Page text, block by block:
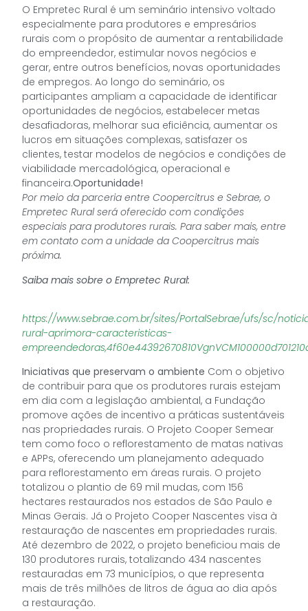
O Empretec Rural é um seminário intensivo voltado
especialmente para produtores e empresários
rurais com o propósito de aumentar a rentabilidade
do empreendedor, estimular novos negócios e
gerar, entre outros benefícios, novas oportunidades
de empregos. Ao longo do seminário, os
participantes ampliam a capacidade de identificar
oportunidades de negócios, estabelecer metas
desafiadoras, melhorar sua eficiência, aumentar os
lucros em situações complexas, satisfazer os
clientes, testar modelos de negócios e condições de
viabilidade mercadológica, operacional e
financeira.Oportunidade!
Por meio da parceria entre Coopercitrus e Sebrae, o
Empretec Rural será oferecido com condições
especiais para produtores rurais. Para saber mais, entre
em contato com a unidade da Coopercitrus mais
próxima.
Saiba mais sobre o Empretec Rural:
https://www.sebrae.com.br/sites/PortalSebrae/ufs/sc/
rural-aprimora-caracteristicas-
Iniciativas que preservam o ambiente Com o objetivo
de contribuir para que os produtores rurais estejam
em dia com a legislação ambiental, a Fundação
promove ações de incentivo a práticas sustentáveis
nas propriedades rurais. O Projeto Cooper Semear
tem como foco o reflorestamento de matas nativas
e APPs, oferecendo um planejamento adequado
para reflorestamento em áreas rurais. O projeto
totalizou o plantio de 69 mil mudas, com 156
hectares restaurados nos estados de São Paulo e
Minas Gerais. Já o Projeto Cooper Nascentes visa à
restauração de nascentes em propriedades rurais.
Até dezembro de 2022, o projeto beneficiou mais de
130 produtores rurais, totalizando 434 nascentes
restauradas em 73 municípios, o que representa
mais de três milhões de litros de água ao dia após
a restauração.